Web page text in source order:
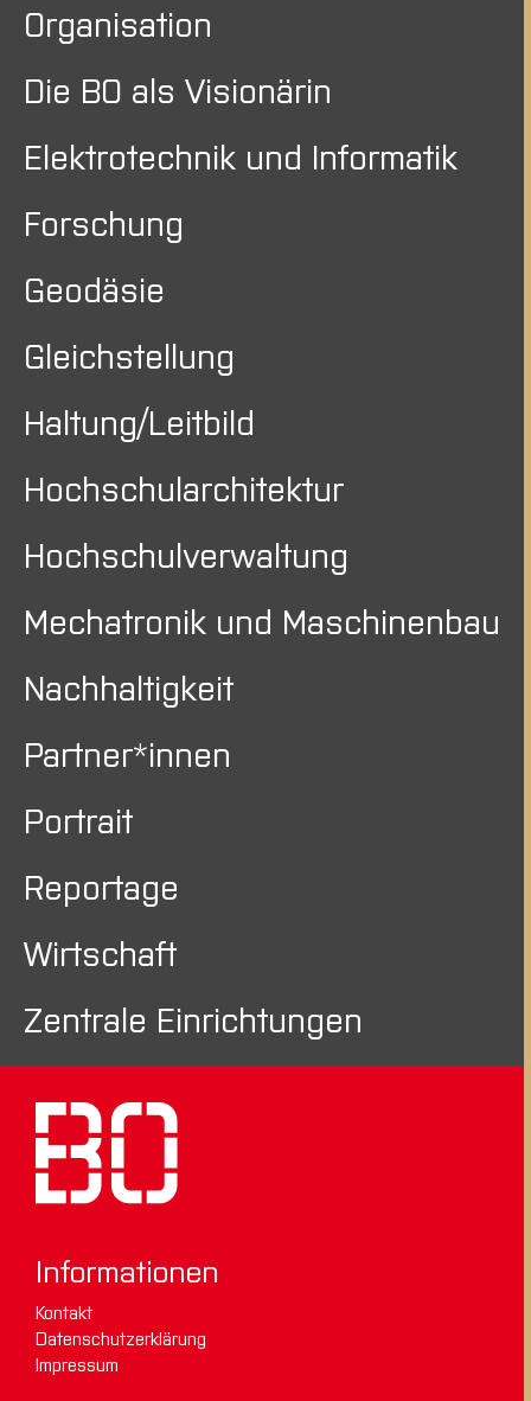
Organisation
Die BO als Visionärin
Elektrotechnik und Informatik
Forschung
Geodäsie
Gleichstellung
Haltung/Leitbild
Hochschularchitektur
Hochschulverwaltung
Mechatronik und Maschinenbau
Nachhaltigkeit
Partner*innen
Portrait
Reportage
Wirtschaft
Zentrale Einrichtungen
Informationen
Kontakt
Datenschutzerklärung
Impressum